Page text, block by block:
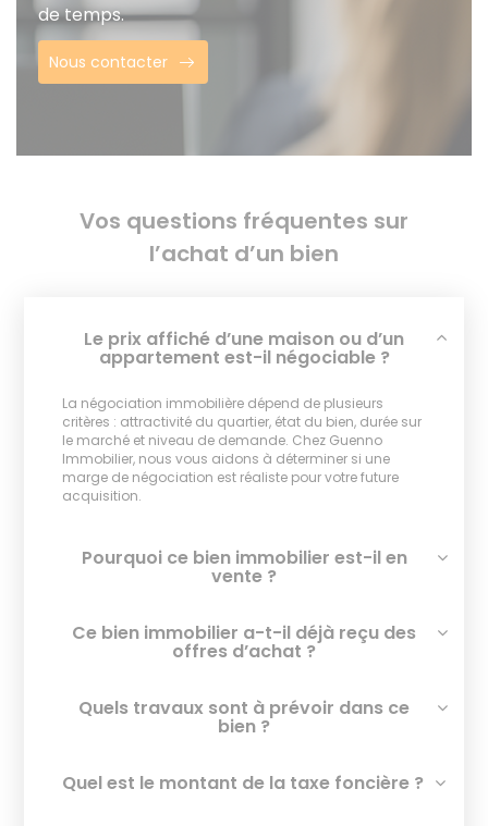
de temps.
Nous contacter
Vos questions fréquentes sur
l’achat d’un bien
Le prix affiché d’une maison ou d’un
appartement est-il négociable ?
La négociation immobilière dépend de plusieurs
critères : attractivité du quartier, état du bien, durée sur
le marché et niveau de demande. Chez Guenno
Immobilier, nous vous aidons à déterminer si une
marge de négociation est réaliste pour votre future
acquisition.
Pourquoi ce bien immobilier est-il en
vente ?
Ce bien immobilier a-t-il déjà reçu des
offres d’achat ?
Quels travaux sont à prévoir dans ce
bien ?
Quel est le montant de la taxe foncière ?